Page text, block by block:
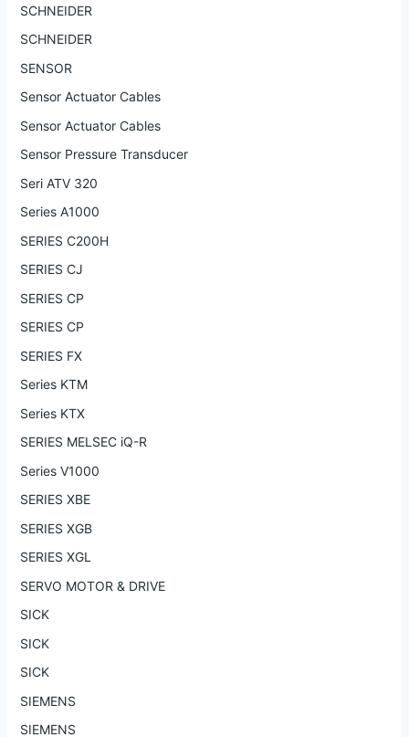
SCHNEIDER
SCHNEIDER
SENSOR
Sensor Actuator Cables
Sensor Actuator Cables
Sensor Pressure Transducer
Seri ATV 320
Series A1000
SERIES C200H
SERIES CJ
SERIES CP
SERIES CP
SERIES FX
Series KTM
Series KTX
SERIES MELSEC iQ-R
Series V1000
SERIES XBE
SERIES XGB
SERIES XGL
SERVO MOTOR & DRIVE
SICK
SICK
SICK
SIEMENS
SIEMENS